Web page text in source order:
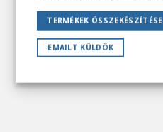
TERMÉKEK ÖSSZEKÉSZÍTÉSE
EMAILT KÜLDÖK